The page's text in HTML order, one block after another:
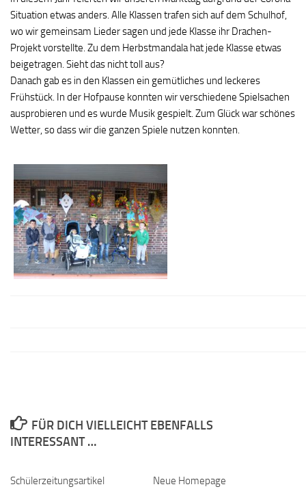
Situation etwas anders. Alle Klassen trafen sich auf dem Schulhof,
wo wir gemeinsam Lieder sagen und jede Klasse ihr Drachen-
Projekt vorstellte. Zu dem Herbstmandala hat jede Klasse etwas
beigetragen. Sieht das nicht toll aus?
Danach gab es in den Klassen ein gemütliches und leckeres
Frühstück. In der Hofpause konnten wir verschiedene Spielsachen
ausprobieren und es wurde Musik gespielt. Zum Glück war schönes
Wetter, so dass wir die ganzen Spiele nutzen konnten.
FÜR DICH VIELLEICHT EBENFALLS
INTERESSANT …
Schülerzeitungsartikel
Neue Homepage